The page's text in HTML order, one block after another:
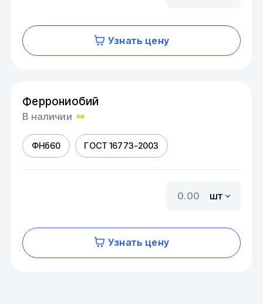
Узнать цену
Феррониобий
В наличии
ФНб60 ГОСТ 16773-2003
шт
Узнать цену